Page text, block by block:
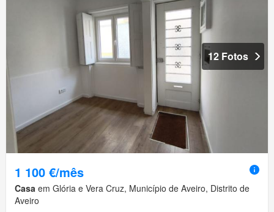
12 Fotos
1 100 €/mês
Casa em Glória e Vera Cruz, Município de Aveiro, Distrito de
Aveiro